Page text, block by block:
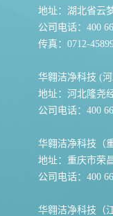
地址：湖北省云
公司电话：400
传真：0712-
华翱洁净科技 (
地址：河北隆尧
公司电话：400
华翱洁净科技（
地址：重庆市荣
公司电话：400
华翱洁净科技（